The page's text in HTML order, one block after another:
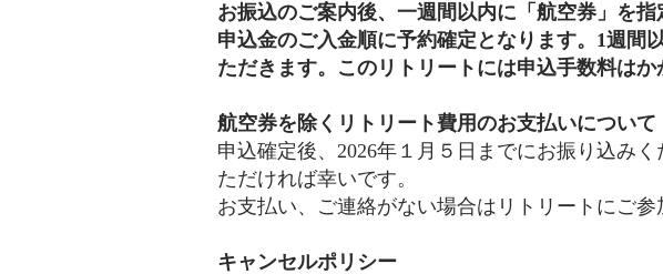
お振込のご案内後、一週間以内に「航空券」を指
申込金のご入金順に予約確定となります。1週間
ただきます。このリトリートには申込手数料はか
航空券を除くリトリート費用のお支払いについて
申込確定後、2026年１月５日までにお振り込み
ただければ幸いです。
お支払い、ご連絡がない場合はリトリートにご
キャンセルポリシー